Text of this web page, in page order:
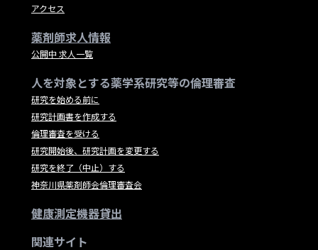
アクセス
薬剤師求人情報
公開中 求人一覧
人を対象とする薬学系研究等の倫理審査
研究を始める前に
研究計画書を作成する
倫理審査を受ける
研究開始後、研究計画を変更する
研究を終了（中止）する
神奈川県薬剤師会倫理審査会
健康測定機器貸出
関連サイト